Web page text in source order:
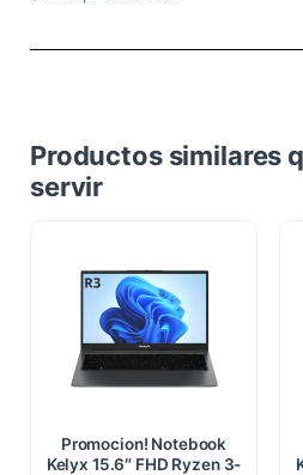
Productos similares
servir
Promocion! Notebook
Kelyx 15.6″ FHD Ryzen 3-